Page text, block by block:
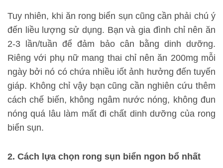
Tuy nhiên, khi ăn rong biển sụn cũng cần phải chú ý
đến liều lượng sử dụng. Bạn và gia đình chỉ nên ăn
2-3 lần/tuần để đảm bảo cân bằng dinh dưỡng.
Riêng với phụ nữ mang thai chỉ nên ăn 200mg mỗi
ngày bởi nó có chứa nhiều iốt ảnh hưởng đến tuyến
giáp. Không chỉ vậy bạn cũng cần nghiên cứu thêm
cách chế biến, không ngâm nước nóng, không đun
nóng quá lâu làm mất đi chất dinh dưỡng của rong
biển sụn.
2. Cách lựa chọn rong sụn biển ngon bổ nhất